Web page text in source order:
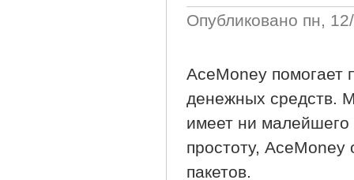
Опубликовано пн,
AceMoney помогает
денежных средств.
имеет ни малейшего
простоту,
пакетов.